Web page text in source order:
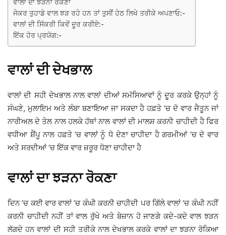
ਵਾਲਾਂ ਦਾ ਝੜਨਾ ਰੋਕਣਾ
ਜੇਕਰ ਤੁਹਾਡੇ ਵਾਲ ਝੜ ਰਹੇ ਹਨ ਤਾਂ ਤੁਸੀਂ ਹੇਠ ਲਿਖੇ ਤਰੀਕੇ ਅਪਣਾਓ:-
ਵਾਲਾਂ ਦੀ ਸਿੱਕਰੀ ਕਿਵੇਂ ਦੂਰ ਕਰੀਏ:-
ਇੱਕ ਹੋਰ ਪ੍ਰਯੋਗ:-
ਵਾਲਾਂ ਦੀ ਦੇਖਭਾਲ
ਵਾਲਾਂ ਦੀ ਸਹੀ ਦੇਖਭਾਲ ਨਾਲ ਵਾਲਾਂ ਦੀਆਂ ਸਮੱਸਿਆਵਾਂ ਨੂੰ ਦੂਰ ਕਰਕੇ ਉਨ੍ਹਾਂ ਨੂੰ
ਸੰਘਣੇ, ਮੁਲਾਇਮ ਅਤੇ ਲੰਬਾ ਬਣਾਇਆ ਜਾ ਸਕਦਾ ਹੈ ਹਫ਼ਤੇ ’ਚ ਦੋ ਵਾਰ ਜੈਤੂਨ ਜਾਂ
ਨਾਰੀਅਲ ਦੇ ਤੇਲ ਨਾਲ ਹਲਕੇ ਹੱਥਾਂ ਨਾਲ ਵਾਲਾਂ ਦੀ ਮਾਲਸ਼ ਕਰਨੀ ਚਾਹੀਦੀ ਹੈ ਫਿਰ
ਵਧੀਆ ਸ਼ੈਂਪੂ ਨਾਲ ਹਫ਼ਤੇ ’ਚ ਵਾਲਾਂ ਨੂੰ ਧੋ ਦੇਣਾ ਚਾਹੀਦਾ ਹੈ ਗਰਮੀਆਂ ’ਚ ਦੋ ਵਾਰ
ਅਤੇ ਸਰਦੀਆਂ ’ਚ ਇੱਕ ਵਾਰ ਜ਼ਰੂਰ ਧੋਣਾ ਚਾਹੀਦਾ ਹੈ
ਵਾਲਾਂ ਦਾ ਝੜਨਾ ਰੋਕਣਾ
ਦਿਨ ’ਚ ਕਈ ਵਾਰ ਵਾਲਾਂ ’ਚ ਕੰਘੀ ਕਰਨੀ ਚਾਹੀਦੀ ਪਰ ਗਿੱਲੇ ਵਾਲਾਂ ’ਚ ਕੰਘੀ ਨਹੀਂ
ਕਰਨੀ ਚਾਹੀਦੀ ਨਹੀਂ ਤਾਂ ਵਾਲ ਰੁੱਖੇ ਅਤੇ ਬੇਜ਼ਾਨ ਹੋ ਜਾਣਗੇ ਕਦੇ-ਕਦੇ ਵਾਲ ਝੜਨ
ਲੱਗਦੇ ਹਨ ਵਾਲਾਂ ਦੀ ਸਹੀ ਤਰੀਕੇ ਨਾਲ ਦੇਖਭਾਲ ਕਰਕੇ ਵਾਲਾਂ ਦਾ ਝੜਨਾ ਰੋਕਿਆ